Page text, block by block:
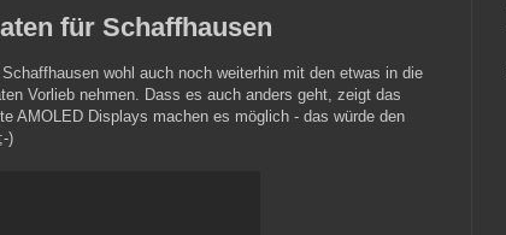
für Schaffhausen
wohl auch noch weiterhin mit den etwas in die
Vorlieb nehmen. Dass es auch anders geht, zeigt das
AMOLED Displays machen es möglich - das würde den
)